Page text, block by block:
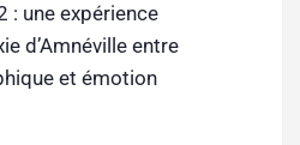
: une expérience
d’Amnéville entre
et émotion